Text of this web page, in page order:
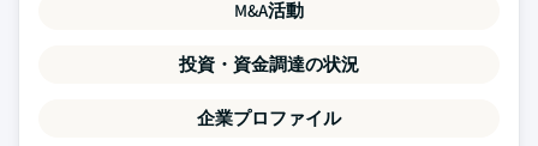
M&A活動
投資・資金調達の状況
企業プロファイル